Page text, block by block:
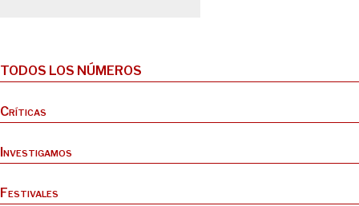
TODOS LOS NÚMEROS
Críticas
Investigamos
Festivales